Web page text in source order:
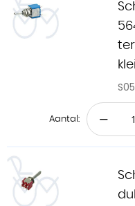
Aantal: −